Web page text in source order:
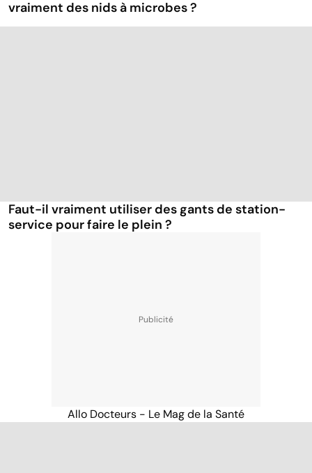
vraiment des nids à microbes ?
Faut-il vraiment utiliser des gants de station-
service pour faire le plein ?
Allo Docteurs - Le Mag de la Santé